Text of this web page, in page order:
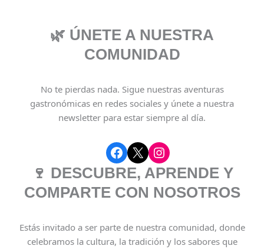
🌿 ÚNETE A NUESTRA
COMUNIDAD
No te pierdas nada. Sigue nuestras aventuras
gastronómicas en redes sociales y únete a nuestra
newsletter para estar siempre al día.
https://www.facebook.com/
X Instagram
🍷 DESCUBRE, APRENDE Y
COMPARTE CON NOSOTROS
Estás invitado a ser parte de nuestra comunidad, donde
celebramos la cultura, la tradición y los sabores que